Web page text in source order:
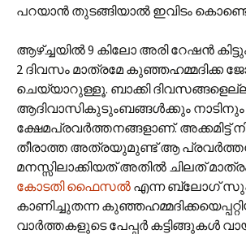
പറയാന്‍ തുടങ്ങിയാല്‍ ഇവിടം
ആഴ്ച്ചയില്‍ 9 കിലോ അരി റേഷന്‍
2 ദിവസം മാത്രമേ കുഞ്ഞഹമ്മദിക്ക
ചെയ്യാറുള്ളൂ. ബാക്കി
ആദിവാസികുടുംബങ്ങള്‍ക്കും നാടിനും
ക്ഷേമപ്രവര്‍ത്തനങ്ങളാണ്. അക്കമിട്ട്
തീരാത്ത അത്രയുമുണ്ട് ആ
മനസ്സിലാക്കിയത് അതില്‍ ചിലത്
കോടതി ഫൈസല്‍ എന്ന ബ്ലോഗ്
കാണിച്ചുതന്ന
വാര്‍ത്തകളുടെ പേപ്പര്‍ കട്ടിങ്ങുകള്‍